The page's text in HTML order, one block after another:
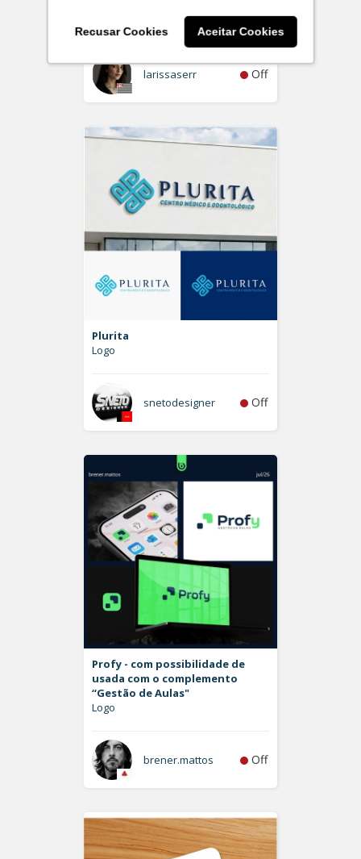
Recusar Cookies Aceitar Cookies
larissaserr Off
Plurita
Logo
snetodesigner Off
Profy - com possibilidade de
usada com o complemento
“Gestão de Aulas"
Logo
brener.mattos Off